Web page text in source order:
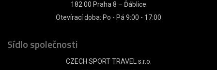
182 00 Praha 8 – Ďáblice
Otevírací doba: Po - Pá 9:00 - 17:00
Sídlo společnosti
CZECH SPORT TRAVEL s.r.o.